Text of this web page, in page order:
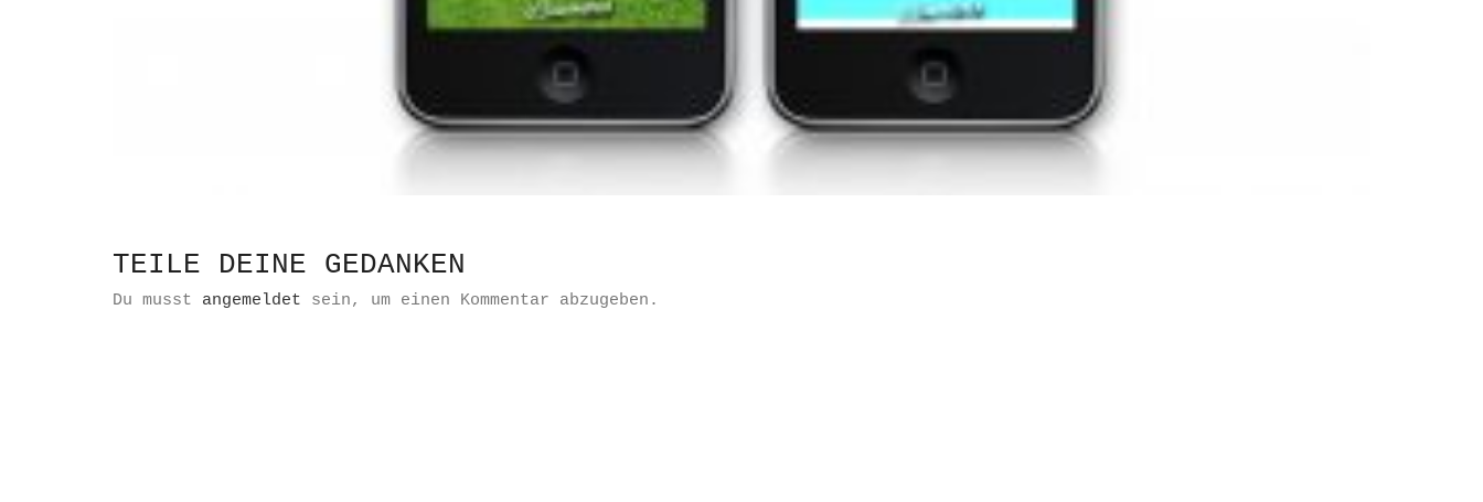
TEILE DEINE GEDANKEN
Du musst angemeldet sein, um einen Kommentar abzugeben.